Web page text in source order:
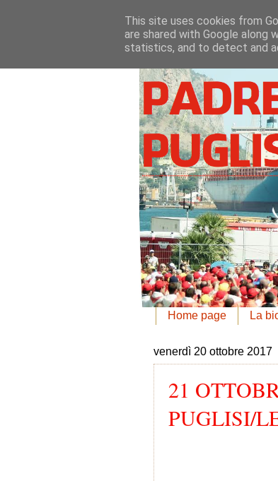
Home page La
venerdì 20 ottobre 2017
21
PUGLISI/
This site uses cookies from
are shared with Google along
statistics, and to detect and